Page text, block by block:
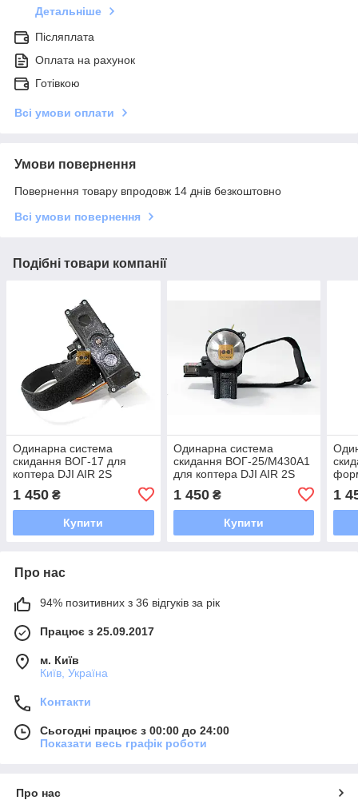
Детальніше
Післяплата
Оплата на рахунок
Готівкою
Всі умови оплати
Умови повернення
Повернення товару впродовж 14 днів безкоштовно
Всі умови повернення
Подібні товари компанії
Одинарна cистема
скидання ВОГ-17 для
коптера DJI AIR 2S
1 450 ₴
Купити
Одинарна cистема
скидання ВОГ-25/M430A1
для коптера DJI AIR 2S
1 450₴
Купити
1
Про нас
94% позитивних з 36 відгуків за рік
Працює з 25.09.2017
м. Київ
Київ, Україна
Контакти
Сьогодні працює з 00:00 до 24:00
Показати весь графік роботи
Про нас